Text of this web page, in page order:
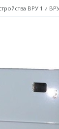
ВРУ 1 и